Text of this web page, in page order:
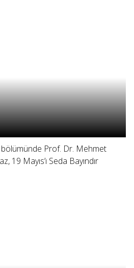
Prof. Dr. Mehmet
19 Mayıs’ı Seda Bayındır